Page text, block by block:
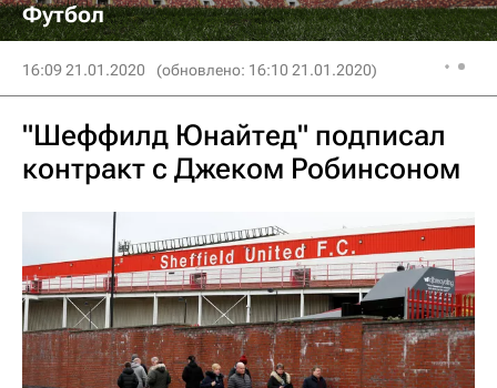
Футбол
16:09 21.01.2020 (обновлено: 16:10 21.01.2020)
"Шеффилд Юнайтед" подписал
контракт с Джеком Робинсоном